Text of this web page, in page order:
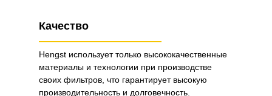
Качество
Hengst использует только высококачественные
материалы и технологии при производстве
своих фильтров, что гарантирует высокую
производительность и долговечность.